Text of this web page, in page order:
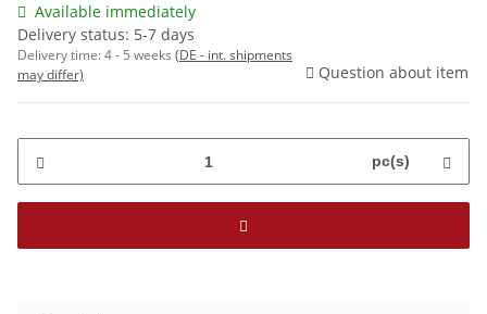
Available immediately
Delivery status: 5-7 days
Delivery time:4 - 5 weeks (DE - int. shipments
may differ)
Question about item
pc(s)